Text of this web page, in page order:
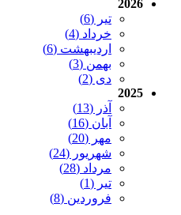
2026
تیر (6)
خرداد (4)
اردیبهشت (6)
بهمن (3)
دی (2)
2025
آذر (13)
آبان (16)
مهر (20)
شهریور (24)
مرداد (28)
تیر (1)
فروردین (8)